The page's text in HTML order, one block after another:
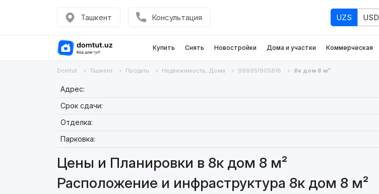
Ташкент Консультация UZS USD
Купить Снять Новостройки Дома и участки Коммерческая
Domtut Ташкент Продать Недвижимость, Дома 998951905818 8к дом 8 м²
Адрес:
Срок сдачи:
Отделка:
Парковка:
Цены и Планировки в 8к дом 8 м²
Расположение и инфраструктура 8к дом 8 м²